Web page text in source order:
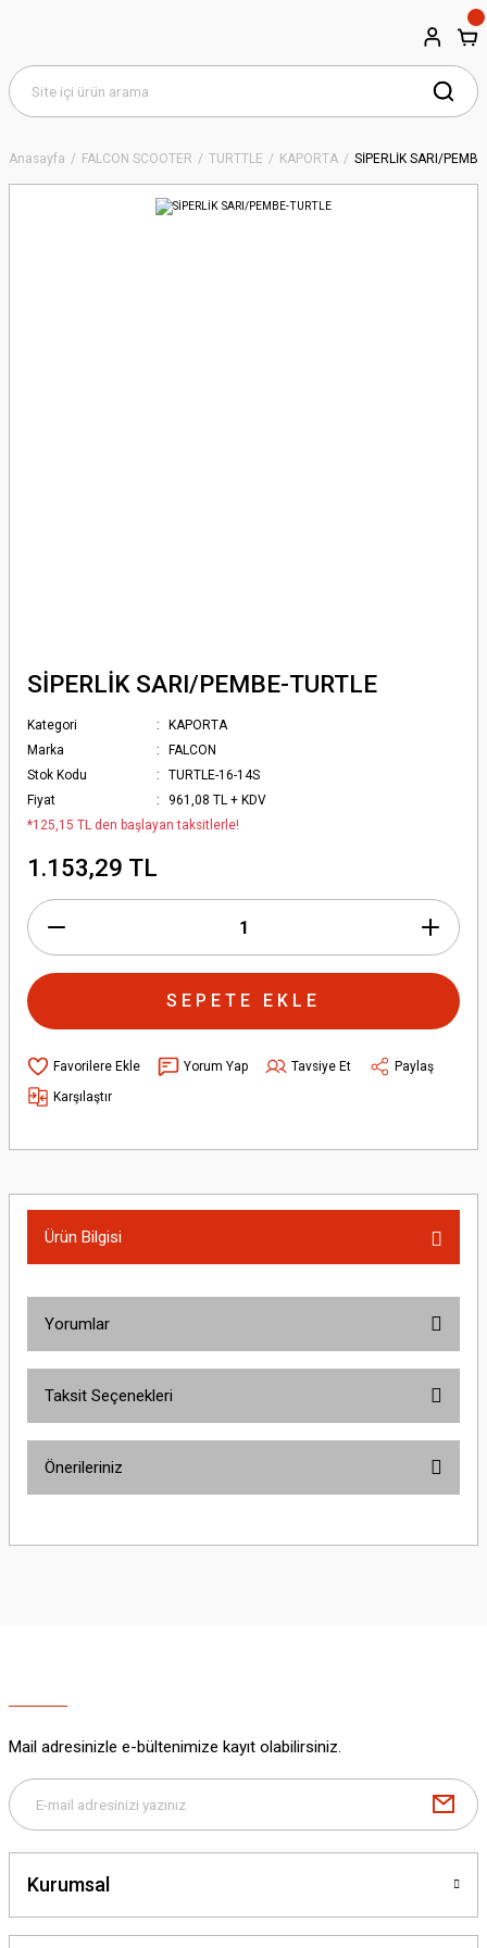
Anasayfa FALCON SCOOTER TURTTLE KAPORTA SİPERLİK SARI/
SİPERLİK SARI/PEMBE-TURTLE
Kategori
KAPORTA
Marka
FALCON
Stok Kodu
TURTLE-16-14S
Fiyat
961,08 TL + KDV
*125,15 TL den başlayan taksitlerle!
1.153,29 TL
SEPETE EKLE
Yorum Yap Tavsiye Et
Paylaş
Karşılaştır
Ürün Bilgisi
Yorumlar
Taksit Seçenekleri
Önerileriniz
yetersiz gördüğünüz noktaları öneri formunu kullanarak tarafımıza
Bu ürüne benzer farklı alternatifler olmalı.
Mail adresinizle e-bültenimize kayıt olabilirsiniz.
Kurumsal